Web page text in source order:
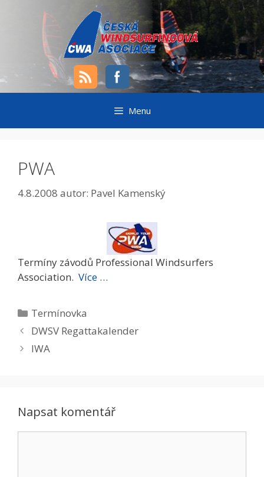
Menu
PWA
4.8.2008 autor: Pavel Kamenský
Termíny závodů Professional Windsurfers
Association. Více …
Rubriky
Termí­novka
DWSV Regattakalender
IWA
Napsat komentář